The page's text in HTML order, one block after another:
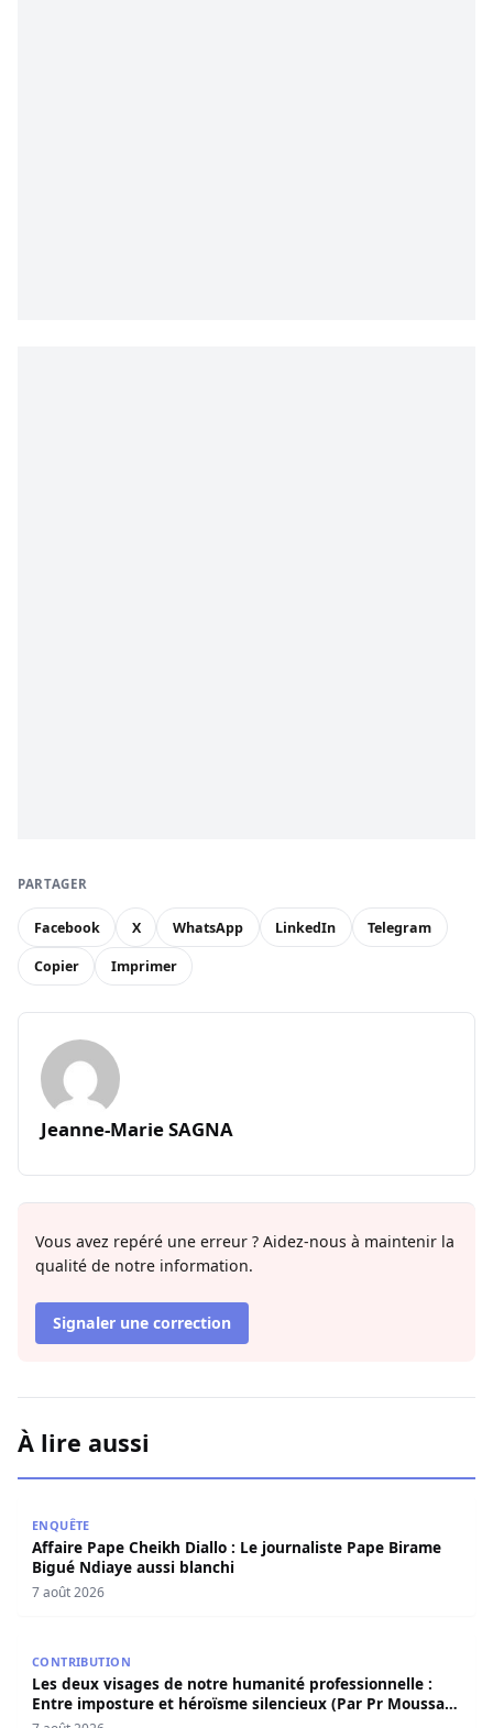
PARTAGER
Facebook X WhatsApp LinkedIn Telegram
Copier Imprimer
Jeanne-Marie SAGNA
Vous avez repéré une erreur ? Aidez-nous à maintenir la
qualité de notre information.
Signaler une correction
À lire aussi
ENQUÊTE
Affaire Pape Cheikh Diallo : Le journaliste Pape Birame
Bigué Ndiaye aussi blanchi
7 août 2026
CONTRIBUTION
Les deux visages de notre humanité professionnelle :
Entre imposture et héroïsme silencieux (Par Pr Moussa
Seydi)